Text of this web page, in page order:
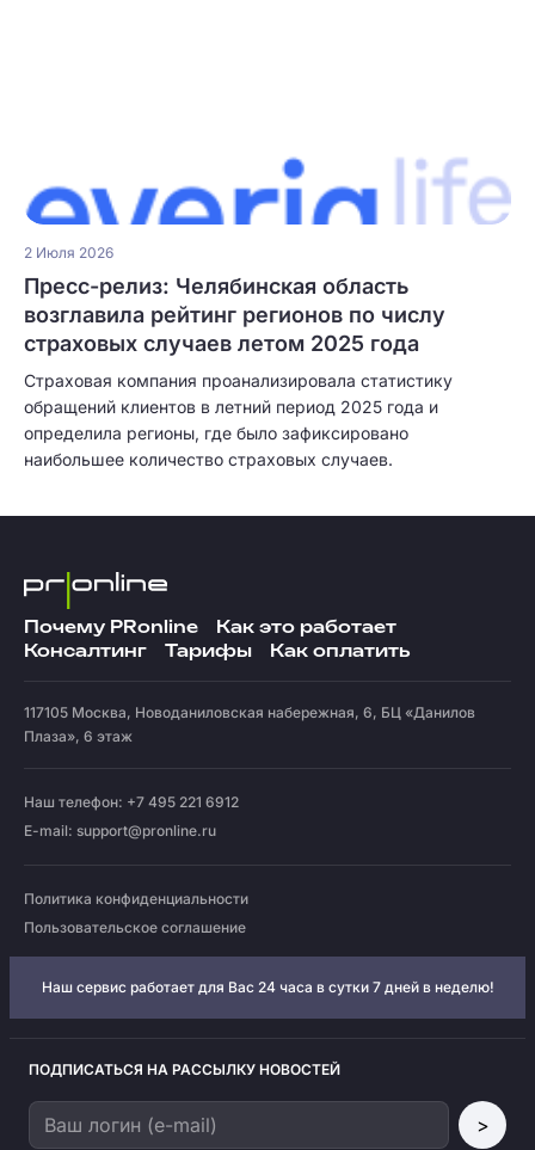
2 Июля 2026
Пресс-релиз: Челябинская область
возглавила рейтинг регионов по числу
страховых случаев летом 2025 года
Страховая компания проанализировала статистику
обращений клиентов в летний период 2025 года и
определила регионы, где было зафиксировано
наибольшее количество страховых случаев.
Почему PRonline
Как это работает
Консалтинг
Тарифы Как оплатить
117105 Москва, Новоданиловская набережная, 6, БЦ «Данилов
Плаза», 6 этаж
Наш телефон: +7 495 221 6912
E-mail: support@pronline.ru
Политика конфиденциальности
Пользовательское соглашение
Наш сервис работает для Вас 24 часа в сутки 7 дней в неделю!
ПОДПИСАТЬСЯ НА РАССЫЛКУ НОВОСТЕЙ